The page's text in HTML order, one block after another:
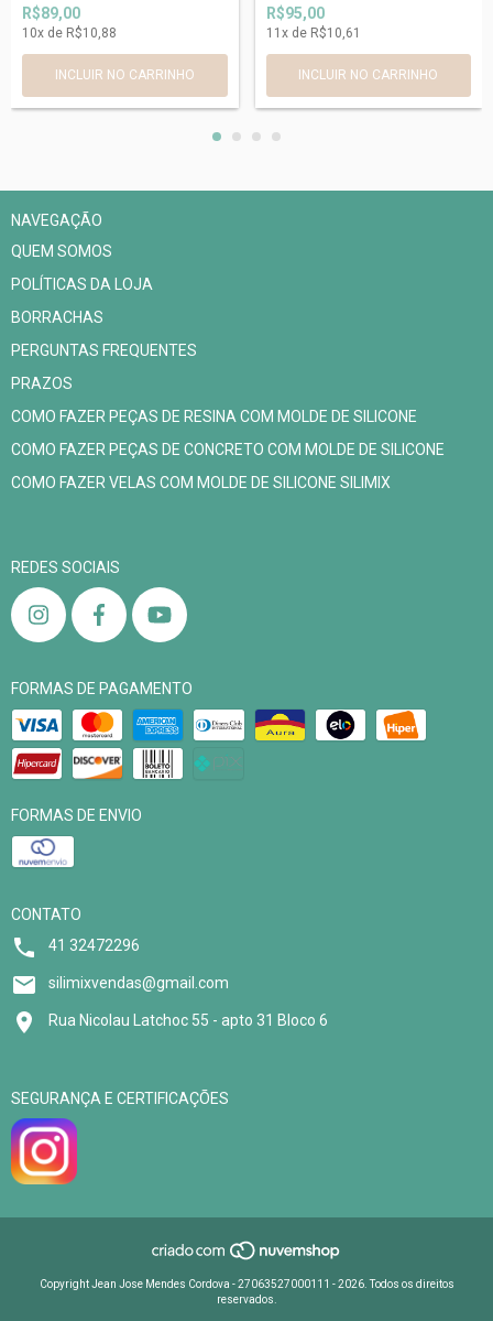
R$89,00
10x de R$10,88
R$95,00
11 x de R$10,61
INCLUIR NO CARRINHO
NAVEGAÇÃO
QUEM SOMOS
POLÍTICAS DA LOJA
BORRACHAS
PERGUNTAS FREQUENTES
PRAZOS
COMO FAZER PEÇAS DE RESINA COM MOLDE DE SILICONE
COMO FAZER PEÇAS DE CONCRETO COM MOLDE DE SILICONE
COMO FAZER VELAS COM MOLDE DE SILICONE SILIMIX
REDES SOCIAIS
FORMAS DE PAGAMENTO
FORMAS DE ENVIO
CONTATO
41 32472296
silimixvendas@gmail.com
Rua Nicolau Latchoc 55 - apto 31 Bloco 6
SEGURANÇA E CERTIFICAÇÕES
Copyright Jean Jose Mendes Cordova - 27063527000111 - 2026. Todos os direitos
reservados.